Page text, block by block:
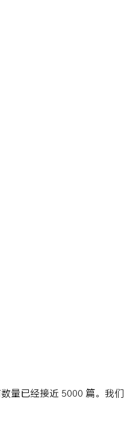
量已经接近 5000 篇。我们